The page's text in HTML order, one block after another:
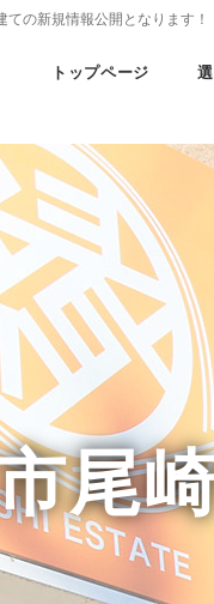
ての新規情報公開となります！
トップページ
尾